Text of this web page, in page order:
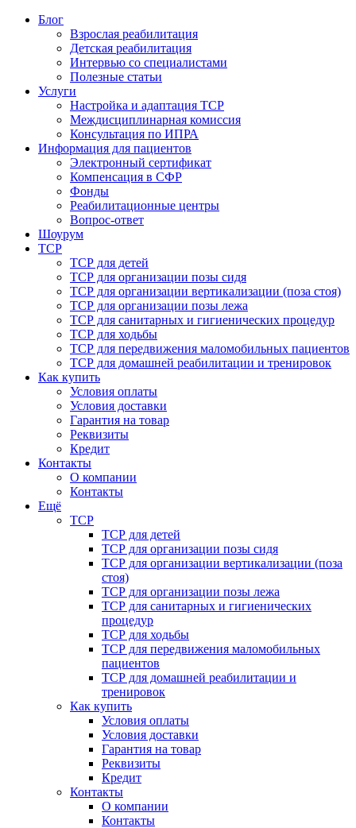
Блог
Взрослая реабилитация
Детская реабилитация
Интервью со специалистами
Полезные статьи
Услуги
Настройка и адаптация ТСР
Междисциплинарная комиссия
Консультация по ИПРА
Информация для пациентов
Электронный сертификат
Компенсация в СФР
Фонды
Реабилитационные центры
Вопрос-ответ
Шоурум
ТСР
ТСР для детей
ТСР для организации позы сидя
ТСР для организации вертикализации (поза стоя)
ТСР для организации позы лежа
ТСР для санитарных и гигиенических процедур
ТСР для ходьбы
ТСР для передвижения маломобильных пациентов
ТСР для домашней реабилитации и тренировок
Как купить
Условия оплаты
Условия доставки
Гарантия на товар
Реквизиты
Кредит
Контакты
О компании
Контакты
Ещё
ТСР
ТСР для детей
ТСР для организации позы сидя
ТСР для организации вертикализации (поза
стоя)
ТСР для организации позы лежа
ТСР для санитарных и гигиенических
процедур
ТСР для ходьбы
ТСР для передвижения маломобильных
пациентов
ТСР для домашней реабилитации и
тренировок
Как купить
Условия оплаты
Условия доставки
Гарантия на товар
Реквизиты
Кредит
Контакты
О компании
Контакты